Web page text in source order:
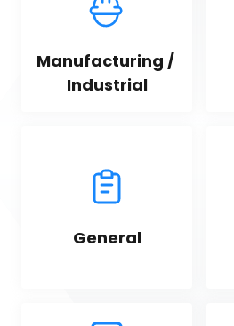
Manufacturing /
Industrial
General